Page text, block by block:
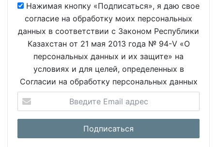
Нажимая кнопку «Подписаться», я даю свое
согласие на обработку моих персональных
данных в соответствии с Законом Республики
Казахстан от 21 мая 2013 года № 94-V «О
персональных данных и их защите» на
условиях и для целей, определенных в
Согласии на обработку персональных данных